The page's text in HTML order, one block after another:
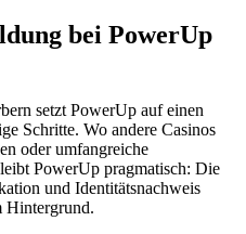
bei PowerUp
setzt PowerUp auf einen
Schritte. Wo andere Casinos
oder umfangreiche
PowerUp pragmatisch: Die
und Identitätsnachweis
Hintergrund.